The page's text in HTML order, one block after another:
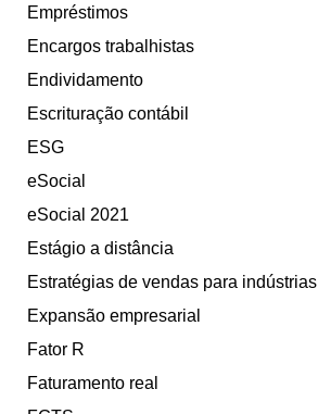
Empréstimos
Encargos trabalhistas
Endividamento
Escrituração contábil
ESG
eSocial
eSocial 2021
Estágio a distância
Estratégias de vendas para indústrias
Expansão empresarial
Fator R
Faturamento real